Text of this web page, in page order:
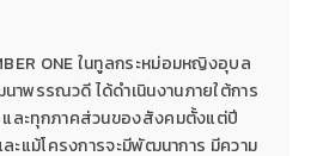
ONE ในทูลกระหม่อมหญิงอุบล
พรรณวดี ได้ดําเนินงานภายใต้การ
และทุกภาคส่วนของสังคมตั้งแต่ปี
ะแม้โครงการจะมีพัฒนาการ มีความ